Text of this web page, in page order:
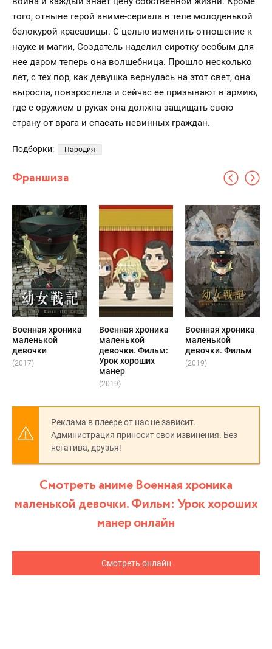
того, отныне герой аниме-сериала в теле молоденькой
белокурой красавицы. С целью изменить отношение к
науке и магии, Создатель наделил сиротку особым для
нее даром теперь она волшебница. Прошло несколько
лет, с тех пор, как девушка вернулась на этот свет, она
выросла, повзрослела и сейчас ее призывают в армию,
где с оружием в руках она должна защищать свою
страну от врага и спасать невинных граждан.
Подборки: Пародия
Франшиза
Военная хроника
маленькой
девочки
(2017)
Военная хроника
маленькой
девочки. Фильм:
Урок хороших
манер
(2019)
Военная хроника
маленькой
девочки. Фильм
(2019)
Реклама в плеере от нас не зависит.
Администрация приносит свои извинения. Без
негатива, друзья!
Смотреть аниме Военная хроника
маленькой девочки. Фильм: Урок хороших
манер онлайн
Смотреть онлайн